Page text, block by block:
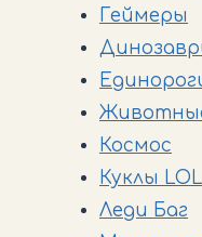
Геймеры
Космос
Куклы LOL
Леди Баг